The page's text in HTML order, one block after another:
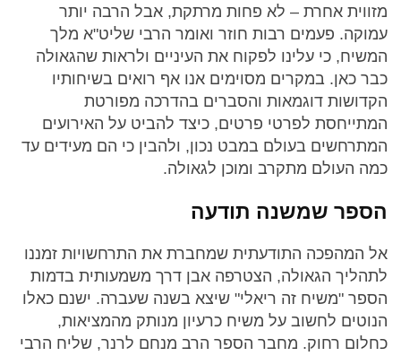
מזווית אחרת – לא פחות מרתקת, אבל הרבה יותר
עמוקה. פעמים רבות חוזר ואומר הרבי שליט"א מלך
המשיח, כי עלינו לפקוח את העיניים ולראות שהגאולה
כבר כאן. במקרים מסוימים אנו אף רואים בשיחותיו
הקדושות דוגמאות והסברים בהדרכה מפורטת
המתייחסת לפרטי פרטים, כיצד להביט על האירועים
המתרחשים בעולם במבט נכון, ולהבין כי הם מעידים עד
כמה העולם מתקרב ומוכן לגאולה.
הספר שמשנה תודעה
אל המהפכה התודעתית שמחברת את התרחשויות זמננו
לתהליך הגאולה, הצטרפה אבן דרך משמעותית בדמות
הספר "משיח זה ריאלי" שיצא בשנה שעברה. ישנם כאלו
הנוטים לחשוב על משיח כרעיון מנותק מהמציאות,
כחלום רחוק. מחבר הספר הרב מנחם לרנר, שליח הרבי